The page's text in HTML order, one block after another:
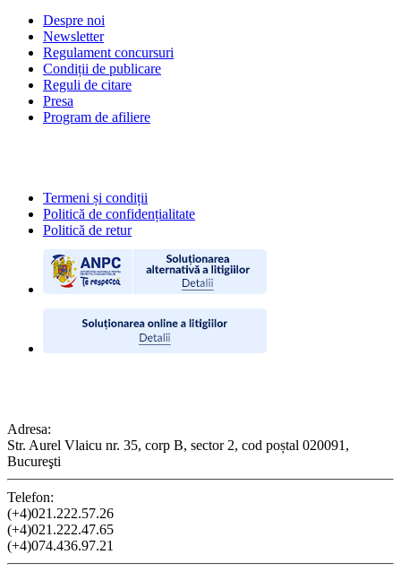
Despre noi
Newsletter
Regulament concursuri
Condiții de publicare
Reguli de citare
Presa
Program de afiliere
Termeni și condiții
Politică de confidențialitate
Politică de retur
Adresa:
Str. Aurel Vlaicu nr. 35, corp B, sector 2, cod poștal 020091,
Bucureşti
Telefon:
(+4)021.222.57.26
(+4)021.222.47.65
(+4)074.436.97.21